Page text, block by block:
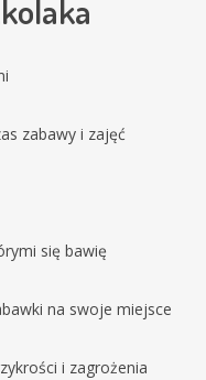
zabawy i zajęć
się bawię
na swoje miejsce
i zagrożenia